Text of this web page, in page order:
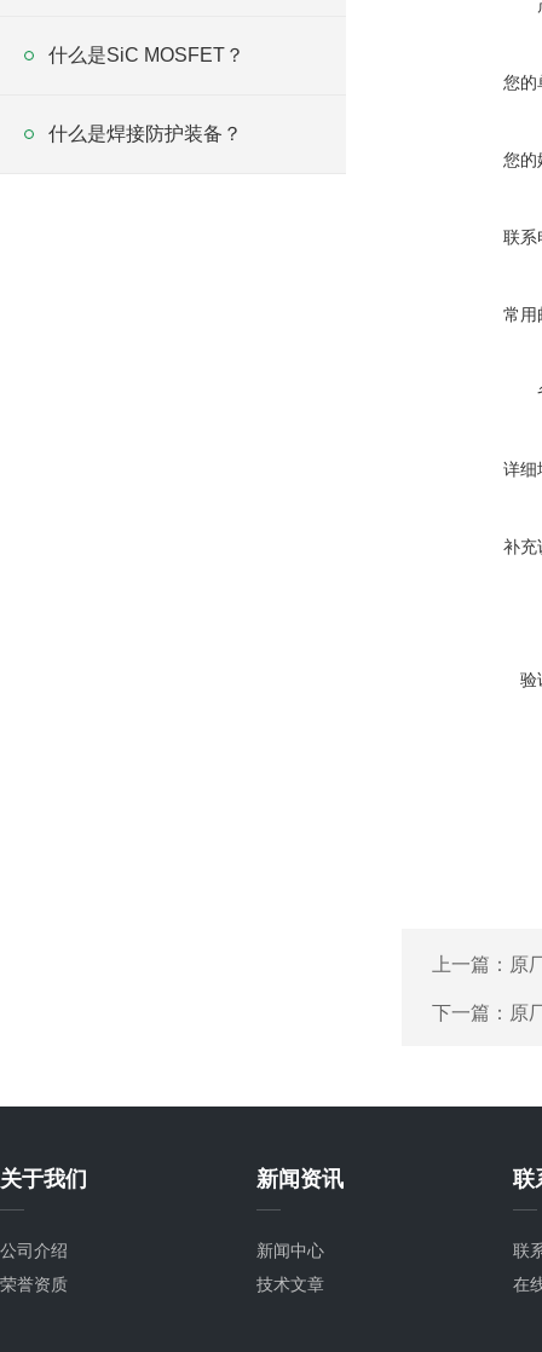
您的
您的
联系
常用
详细
补充
验
上一篇： 原
下一篇： 原
什么是SiC MOSFET？
什么是焊接防护装备？
关于我们
公司介绍
荣誉资质
新闻资讯
新闻中心
技术文章
联
联
在